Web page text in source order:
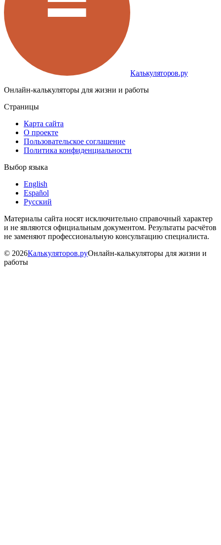
Калькуляторов.ру
Онлайн-калькуляторы для жизни и работы
Страницы
Карта сайта
О проекте
Пользовательское соглашение
Политика конфиденциальности
Выбор языка
English
Español
Русский
Материалы сайта носят исключительно справочный характер
и не являются официальным документом. Результаты расчётов
не заменяют профессиональную консультацию специалиста.
© 2026Калькуляторов.руОнлайн-калькуляторы для жизни и
работы